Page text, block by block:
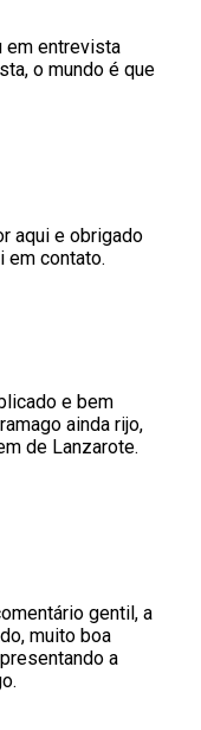
em entrevista
o mundo é que
aqui e obrigado
em contato.
e bem
ainda rijo,
de Lanzarote.
gentil, a
muito boa
a